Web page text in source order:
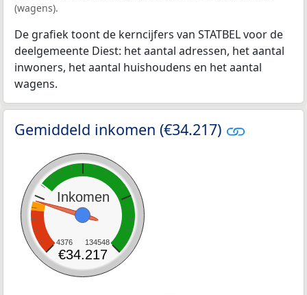
(wagens).
De grafiek toont de kerncijfers van STATBEL voor de
deelgemeente Diest: het aantal adressen, het aantal
inwoners, het aantal huishoudens en het aantal
wagens.
Gemiddeld inkomen (€34.217)
Inkomen
4376 134548
€34.217